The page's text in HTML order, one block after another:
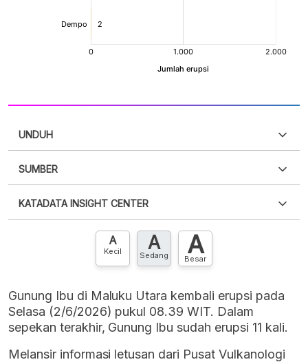
UNDUH
XLS
SUMBER
punya akun?Silakan Daftar sekarang
KATADATA INSIGHT CENTER
Hubungi sekarang »
A
Kecil A
Sedang A
Besar
Gunung Ibu di Maluku Utara kembali erupsi pada
Selasa (2/6/2026) pukul 08.39 WIT. Dalam
sepekan terakhir, Gunung Ibu sudah erupsi 11 kali.
Melansir informasi letusan dari Pusat Vulkanologi